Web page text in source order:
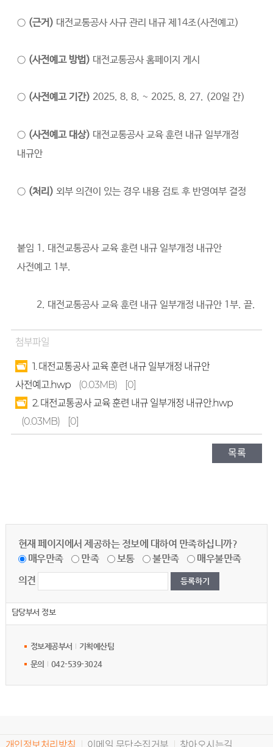
○ (근거) 대전교통공사 사규 관리 내규 제14조(사전예고)
○ (사전예고 방법) 대전교통공사 홈페이지 게시
○ (사전예고 기간) 2025. 8. 8. ~ 2025. 8. 27. (20일 간)
○ (사전예고 대상) 대전교통공사 교육 훈련 내규 일부개정
내규안
○ (처리) 외부 의견이 있는 경우 내용 검토 후 반영여부 결정
붙임 1. 대전교통공사 교육 훈련 내규 일부개정 내규안
사전예고 1부.
2. 대전교통공사 교육 훈련 내규 일부개정 내규안 1부. 끝.
첨부파일
1. 대전교통공사 교육 훈련 내규 일부개정 내규안
사전예고.hwp
(0.03MB)
[0]
2. 대전교통공사 교육 훈련 내규 일부개정 내규안.hwp
(0.03MB)
[0]
목록
현재 페이지에서 제공하는 정보에 대하여 만족하십니까?
매우만족
만족 보통 불만족
매우불만족
의견
담당부서 정보
정보제공부서
기획예산팀
문의
042-539-3024